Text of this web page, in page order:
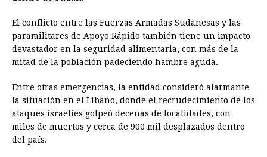
El conflicto entre las Fuerzas Armadas Sudanesas y las
paramilitares de Apoyo Rápido también tiene un impacto
devastador en la seguridad alimentaria, con más de la
mitad de la población padeciendo hambre aguda.
Entre otras emergencias, la entidad consideró alarmante
la situación en el Líbano, donde el recrudecimiento de los
ataques israelíes golpeó decenas de localidades, con
miles de muertos y cerca de 900 mil desplazados dentro
del país.